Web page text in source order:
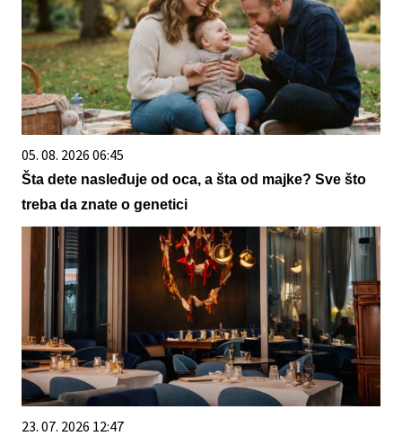
05. 08. 2026 06:45
Šta dete nasleđuje od oca, a šta od majke? Sve što
treba da znate o genetici
23. 07. 2026 12:47